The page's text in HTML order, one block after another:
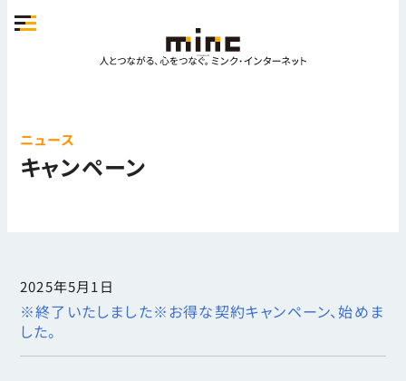
ニュース
キャンペーン
2025年5月1日
※終了いたしました※お得な契約キャンペーン、始めま
した。